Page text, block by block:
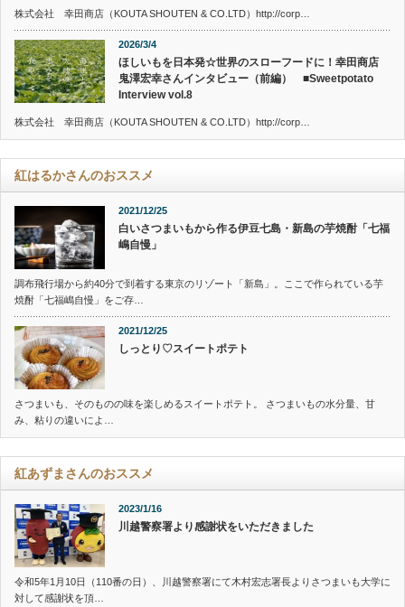
株式会社 幸田商店（KOUTA SHOUTEN & CO.LTD）http://corp…
2026/3/4
ほしいもを日本発☆世界のスローフードに！幸田商店
鬼澤宏幸さんインタビュー（前編） ■Sweetpotato
Interview vol.8
株式会社 幸田商店（KOUTA SHOUTEN & CO.LTD）http://corp…
紅はるかさんのおススメ
2021/12/25
白いさつまいもから作る伊豆七島・新島の芋焼酎「七福
嶋自慢」
調布飛行場から約40分で到着する東京のリゾート「新島」。ここで作られている芋
焼酎「七福嶋自慢」をご存…
2021/12/25
しっとり♡スイートポテト
さつまいも、そのものの味を楽しめるスイートポテト。 さつまいもの水分量、甘
み、粘りの違いによ…
紅あずまさんのおススメ
2023/1/16
川越警察署より感謝状をいただきました
令和5年1月10日（110番の日）、川越警察署にて木村宏志署長よりさつまいも大学に
対して感謝状を頂…